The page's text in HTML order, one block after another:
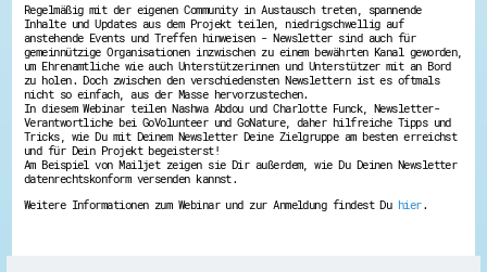
Zeugnisbeiblatt
Service-Learning
Mach dich schlau
GEMA-Pakt
Di@-Lotsen in Hessen
Energiepreiskrise und Ehrenamt
Flüchtlingshilfe + Integration
Generationsübergreifend aktiv
Patenschaftsprojekte
Stiftungen
Regelmäßig mit der eigenen Community in Austausch treten, spannende
Inhalte und Updates aus dem Projekt teilen, niedrigschwellig auf
anstehende Events und Treffen hinweisen - Newsletter sind auch für
gemeinnützige Organisationen inzwischen zu einem bewährten Kanal geworden,
um Ehrenamtliche wie auch Unterstützerinnen und Unterstützer mit an Bord
zu holen. Doch zwischen den verschiedensten Newslettern ist es oftmals
nicht so einfach, aus der Masse hervorzustechen.
In diesem Webinar teilen Nashwa Abdou und Charlotte Funck, Newsletter-
Verantwortliche bei GoVolunteer und GoNature, daher hilfreiche Tipps und
Tricks, wie Du mit Deinem Newsletter Deine Zielgruppe am besten erreichst
und für Dein Projekt begeisterst!
Am Beispiel von Mailjet zeigen sie Dir außerdem, wie Du Deinen Newsletter
datenrechtskonform versenden kannst.
Weitere Informationen zum Webinar und zur Anmeldung findest Du hier.